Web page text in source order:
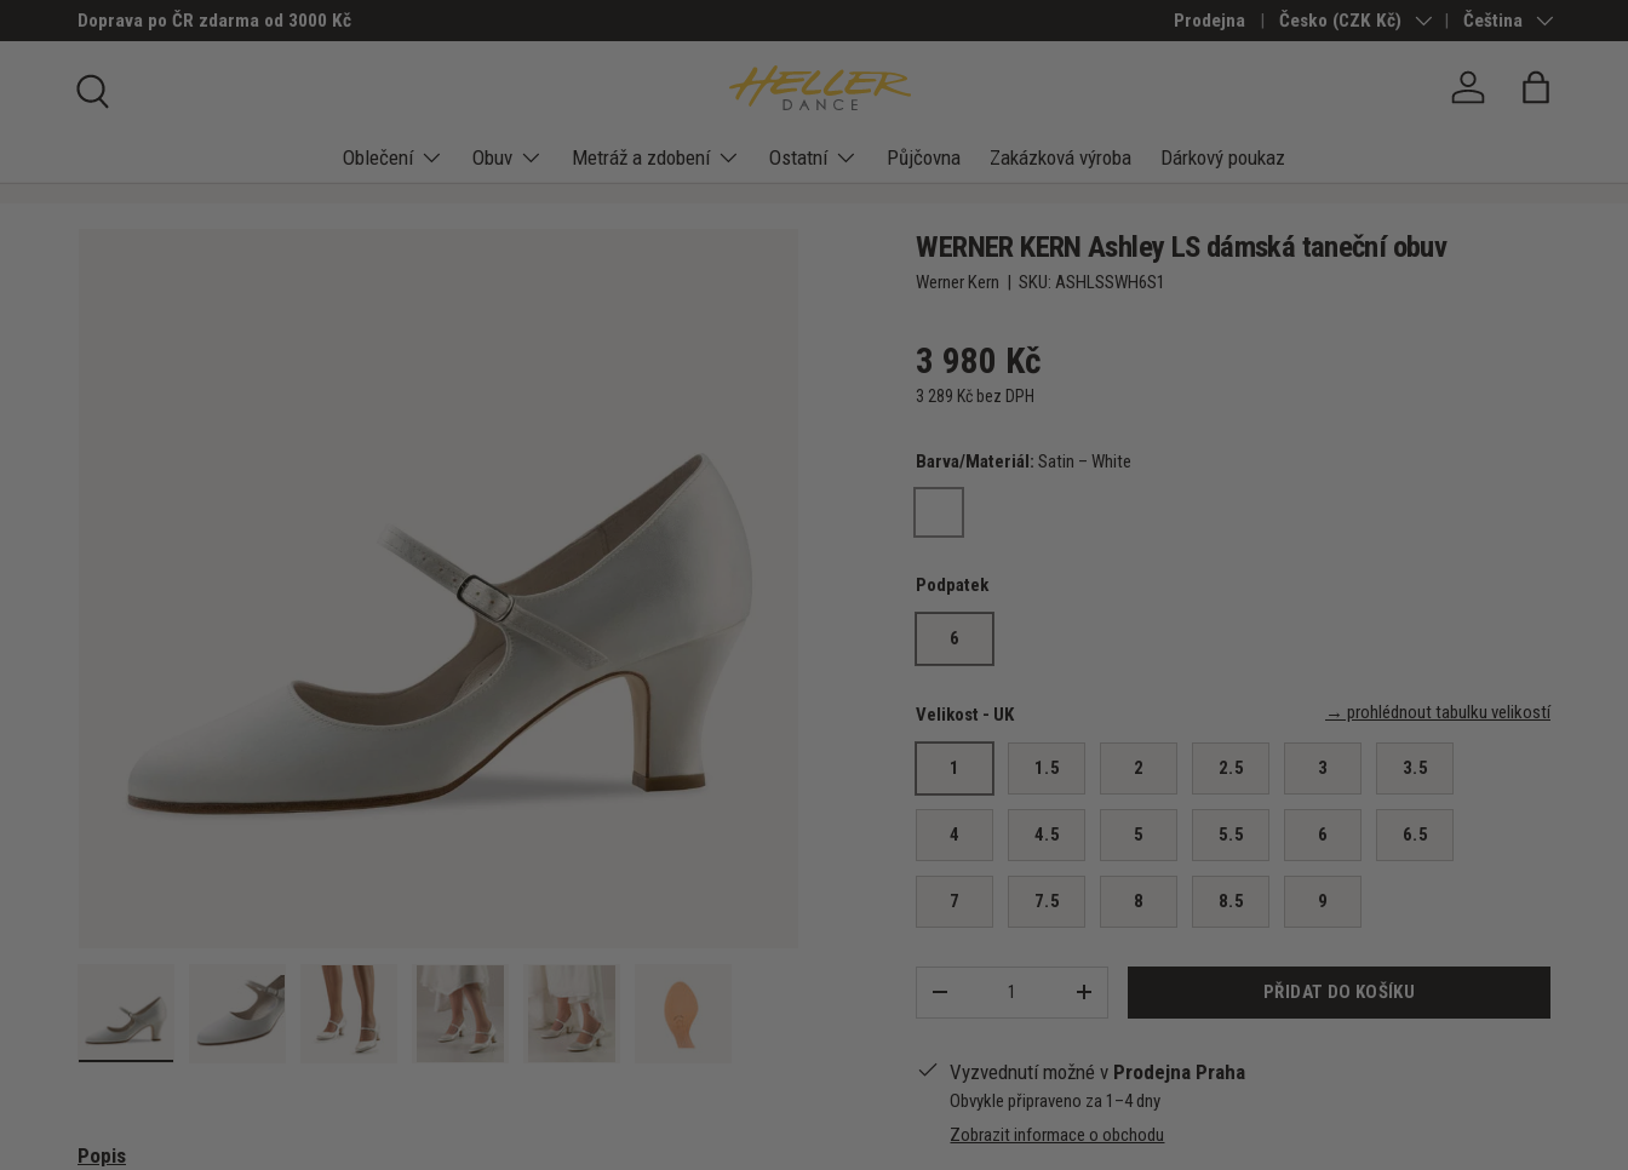
PŘESKOČIT NA OBSAH
Doprava po ČR zdarma od 3000 Kč Prodejna Země/Region
Česko (CZK Kč) JazykČeština
Přihlásit seTaška
Oblečení Obuv Metráž a zdobení Ostatní Půjčovna Zakázková výroba Dárkový poukaz
Načíst obrázek 6 v zobrazení galerie
WERNER KERN Ashley LS dámská taneční obuv
Werner Kern |SKU: ASHLSSWH6S1
3 980 Kč
3 289 Kč bez DPH
Barva/Materiál:Satin – White
Satin – White
Podpatek
6
Velikost - UK → prohlédnout tabulku velikostí
1 1.5 2 2.5 3 3.5
4 4.5 5 5.5 6 6.5
7 7.5 8 8.5 9
+ PŘIDAT DO KOŠÍKU
Vyzvednutí možné v Prodejna Praha
Obvykle připraveno za 1–4 dny
Zobrazit informace o obchodu
Popis